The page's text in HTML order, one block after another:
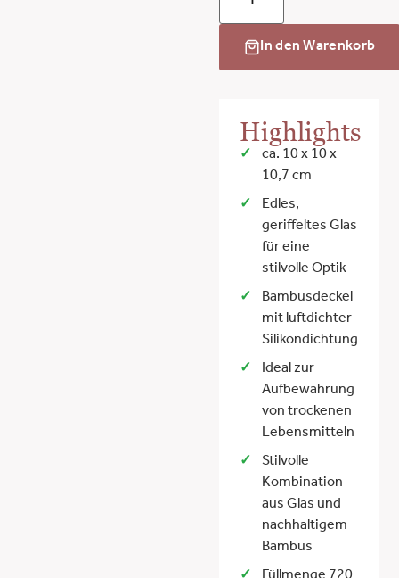
In den Warenkorb
Highlights
ca. 10 x 10 x
10,7 cm
Edles,
geriffeltes Glas
für eine
stilvolle Optik
Bambusdeckel
mit luftdichter
Silikondichtung
Ideal zur
Aufbewahrung
von trockenen
Lebensmitteln
Stilvolle
Kombination
aus Glas und
nachhaltigem
Bambus